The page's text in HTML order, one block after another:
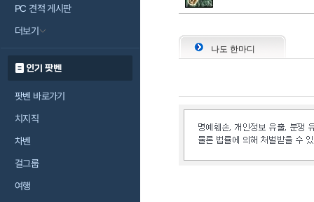
PC 견적 게시판
더보기
인기 팟벤
팟벤 바로가기
치지직
차벤
걸그룹
여행
나도 한마디